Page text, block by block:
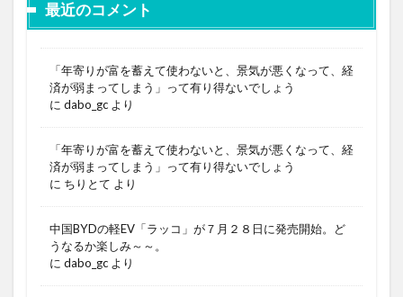
最近のコメント
「年寄りが富を蓄えて使わないと、景気が悪くなって、経
済が弱まってしまう」って有り得ないでしょう
に dabo_gc より
「年寄りが富を蓄えて使わないと、景気が悪くなって、経
済が弱まってしまう」って有り得ないでしょう
に ちりとて より
中国BYDの軽EV「ラッコ」が７月２８日に発売開始。ど
うなるか楽しみ～～。
に dabo_gc より